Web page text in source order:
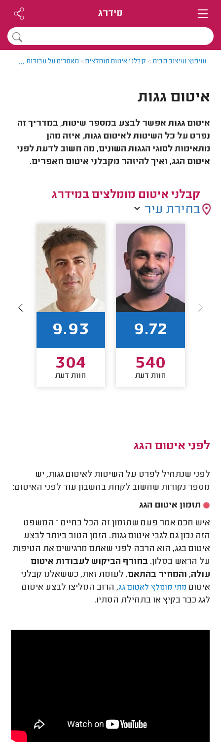
מידרג
שיפוץ ועיצוב הבית> קבלני איטום מומלצים> מאמרים על עבודות איטום
...
איטום גגות
איטום גגות אפשר לבצע במספר שיטות, במדריך זה
נפרט על כל השיטות לאיטום גגות, איזה מהן
מתאימות לסוגי הגגות השונים, מה חשוב לדעת לפני
איטום הגג, ואיך להיזהר מקבלני איטום חאפרים.
קבלני איטום מומלצים במידרג
בחירת עיר
9.72
540
חוות דעת
9.93
304
חוות דעת
לפני איטום הגג
לפני שנתחיל לפרט על השיטות לאיטום גגות, יש
מספר נקודות שחשוב לקחת בחשבון עוד לפני האיטום:
תזמון איטום הגג
איש חכם אמר פעם שתזמון זה הכל בחיים – המשפט
הזה נכון גם לגבי איטום גגות. הזמן הטוב ביותר לבצע
איטום בגג, הוא הרבה לפני שאתם מרגישים את הטיפות
על הראש בסלון. בחורף הביקוש לעבודות איטום
עולה, והמחיר בהתאם. לעומת זאת, כששאלנו קבלני
איטום מתי מומלץ לאטום גג, הרוב המליצו לבצע איטום
לגג כבר בקיץ או בתחילת הסתיו.